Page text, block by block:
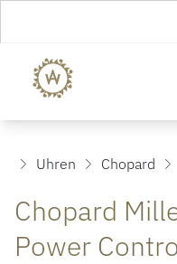
Uhren Chopard
Chopard
Power